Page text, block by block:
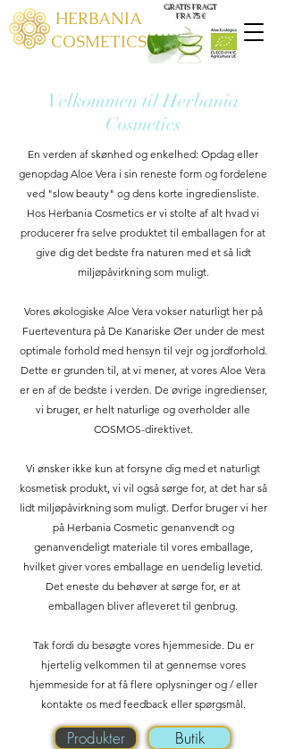
HERBANIA
COSMETICS
GRATIS FRAGT
FRA 75 €
Velkommen til Herbania
Cosmetics
En verden af ​​skønhed og enkelhed: Opdag eller
genopdag Aloe Vera i sin reneste form og fordelene
ved "slow beauty" og dens korte ingrediensliste.
Hos Herbania Cosmetics er vi stolte af alt hvad vi
producerer fra selve produktet til emballagen for at
give dig det bedste fra naturen med et så lidt
miljøpåvirkning som muligt.
Vores økologiske Aloe Vera vokser naturligt her på
Fuerteventura på De Kanariske Øer under de mest
optimale forhold med hensyn til vejr og jordforhold.
Dette er grunden til, at vi mener, at vores Aloe Vera
er en af ​​de bedste i verden. De øvrige ingredienser,
vi bruger, er helt naturlige og overholder alle
COSMOS-direktivet.
Vi ønsker ikke kun at forsyne dig med et naturligt
kosmetisk produkt, vi vil også sørge for, at det har så
lidt miljøpåvirkning som muligt. Derfor bruger vi her
på Herbania Cosmetic genanvendt og
genanvendeligt materiale til vores emballage,
hvilket giver vores emballage en uendelig levetid.
Det eneste du behøver at sørge for, er at
emballagen bliver afleveret til genbrug.
Tak fordi du besøgte vores hjemmeside. Du er
hjertelig velkommen til at gennemse vores
hjemmeside for at få flere oplysninger og / eller
kontakte os med feedback eller spørgsmål.
Produkter Butik